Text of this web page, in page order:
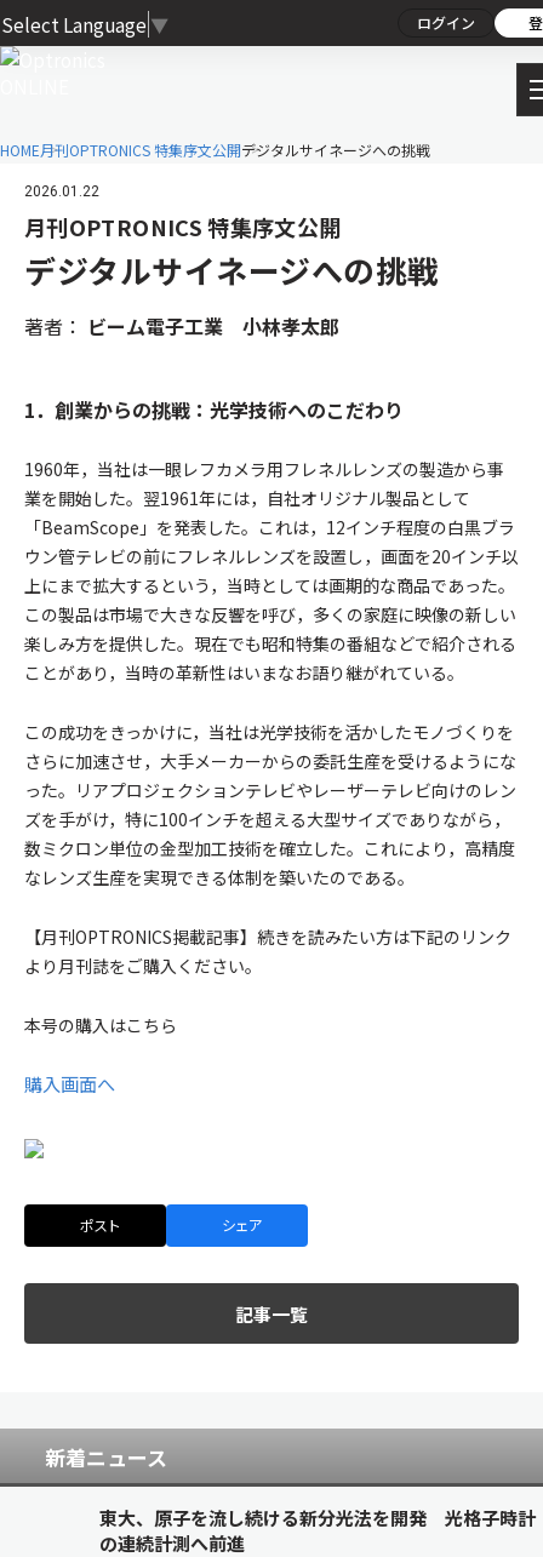
Select Language ▼ ログイン
HOME月刊OPTRONICS 特集序文公開デジタルサイネージへの挑戦
2026.01.22
月刊OPTRONICS 特集序文公開
デジタルサイネージへの挑戦
著者： ビーム電子工業 小林孝太郎
1．創業からの挑戦：光学技術へのこだわり
1960年，当社は一眼レフカメラ用フレネルレンズの製造から事
業を開始した。翌1961年には，自社オリジナル製品として
「BeamScope」を発表した。これは，12インチ程度の白黒ブラ
ウン管テレビの前にフレネルレンズを設置し，画面を20インチ以
上にまで拡大するという，当時としては画期的な商品であった。
この製品は市場で大きな反響を呼び，多くの家庭に映像の新しい
楽しみ方を提供した。現在でも昭和特集の番組などで紹介される
ことがあり，当時の革新性はいまなお語り継がれている。
この成功をきっかけに，当社は光学技術を活かしたモノづくりを
さらに加速させ，大手メーカーからの委託生産を受けるようにな
った。リアプロジェクションテレビやレーザーテレビ向けのレン
ズを手がけ，特に100インチを超える大型サイズでありながら，
数ミクロン単位の金型加工技術を確立した。これにより，高精度
なレンズ生産を実現できる体制を築いたのである。
【月刊OPTRONICS掲載記事】続きを読みたい方は下記のリンク
より月刊誌をご購入ください。
本号の購入はこちら
購入画面へ
ポスト シェア
記事一覧
新着ニュース
東大、原子を流し続ける新分光法を開発 光格子時計
の連続計測へ前進